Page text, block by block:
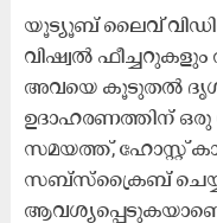
യൂട്യൂബ് ലൈവ്
വിഷ്വൽ
അവയെ കൂടുതൽ
ഉദാഹരണത്തിന്
സമയത്ത്, ഹോസ്റ്റ്
സബ്‌സ്‌ക്രൈബ്